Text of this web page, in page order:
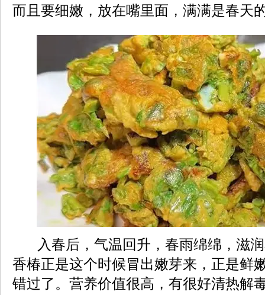
而且要细嫩，放在嘴里面，满满是春天
入春后，气温回升，春雨绵绵，滋
香椿正是这个时候冒出嫩芽来，正是鲜
错过了。营养价值很高，有很好清热解